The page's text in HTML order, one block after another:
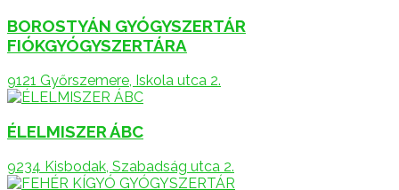
BOROSTYÁN GYÓGYSZERTÁR
FIÓKGYÓGYSZERTÁRA
9121 Győrszemere, Iskola utca 2.
ÉLELMISZER ÁBC
9234 Kisbodak, Szabadság utca 2.